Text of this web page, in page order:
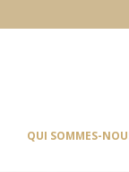
QUI SOMMES-